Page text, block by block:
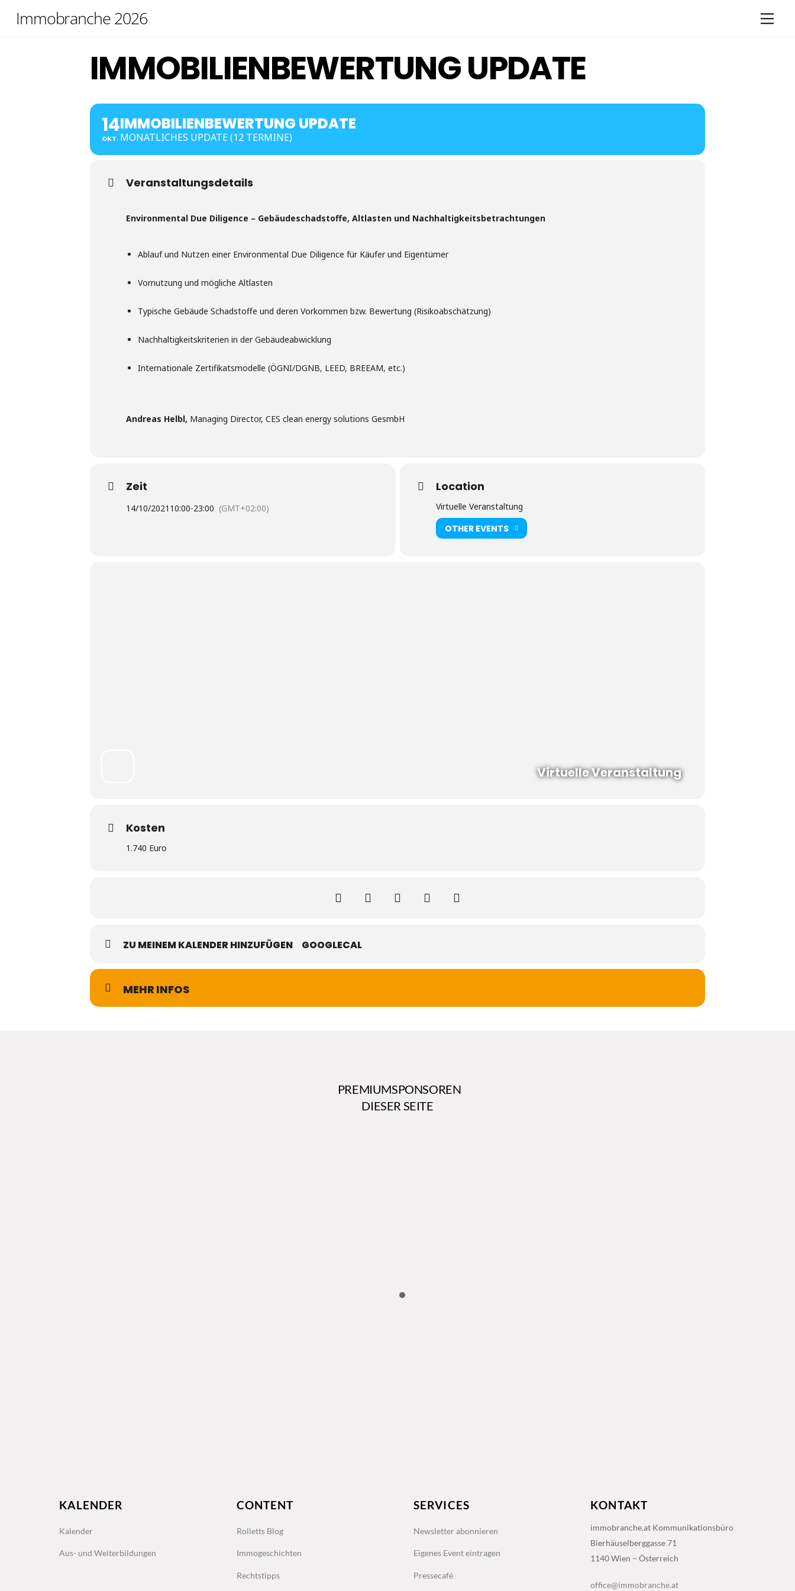
Immobranche 2026
IMMOBILIENBEWERTUNG UPDATE
14
OKT.
IMMOBILIENBEWERTUNG UPDATE
MONATLICHES UPDATE (12 TERMINE)
Veranstaltungsdetails
Environmental Due Diligence – Gebäudeschadstoffe, Altlasten und Nachhaltigkeitsbetrachtungen
Ablauf und Nutzen einer Environmental Due Diligence für Käufer und Eigentümer
Vornutzung und mögliche Altlasten
Typische Gebäude Schadstoffe und deren Vorkommen bzw. Bewertung (Risikoabschätzung)
Nachhaltigkeitskriterien in der Gebäudeabwicklung
Internationale Zertifikatsmodelle (ÖGNI/DGNB, LEED, BREEAM, etc.)
Andreas Helbl, Managing Director, CES clean energy solutions GesmbH
Zeit
14/10/2021 10:00-23:00 (GMT+02:00)
Location
Virtuelle Veranstaltung
OTHER EVENTS
Virtuelle Veranstaltung
Kosten
1.740 Euro
ZU MEINEM KALENDER HINZUFÜGEN GOOGLECAL
MEHR INFOS
PREMIUMSPONSOREN
DIESER SEITE
KALENDER
Kalender
Aus- und Weiterbildungen
CONTENT
Rolletts Blog
Immogeschichten
Rechtstipps
SERVICES
Newsletter abonnieren
Eigenes Event eintragen
Pressecafé
KONTAKT
immobranche.at Kommunikationsbüro
Bierhäuselberggasse 71
1140 Wien – Österreich
office@immobranche.at